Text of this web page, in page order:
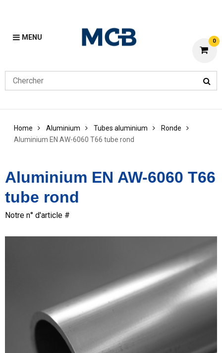
MENU 0
Home Aluminium Tubes aluminium
Ronde
Aluminium EN AW-6060 T66 tube rond
Aluminium EN AW-6060 T66
tube rond
Notre n° d'article #